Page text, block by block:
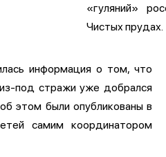
«гуляний»
Чистых прудах.
информация о том, что
под стражи уже добрался
этом были опубликованы в
самим координатором